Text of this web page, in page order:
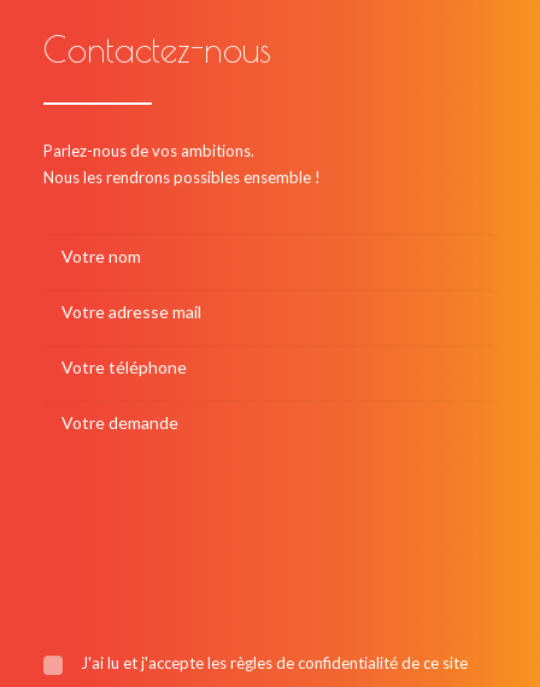
Contactez-nous
Parlez-nous de vos ambitions.
Nous les rendrons possibles ensemble !
J'ai lu et j'accepte lesrègles de confidentialité de ce site